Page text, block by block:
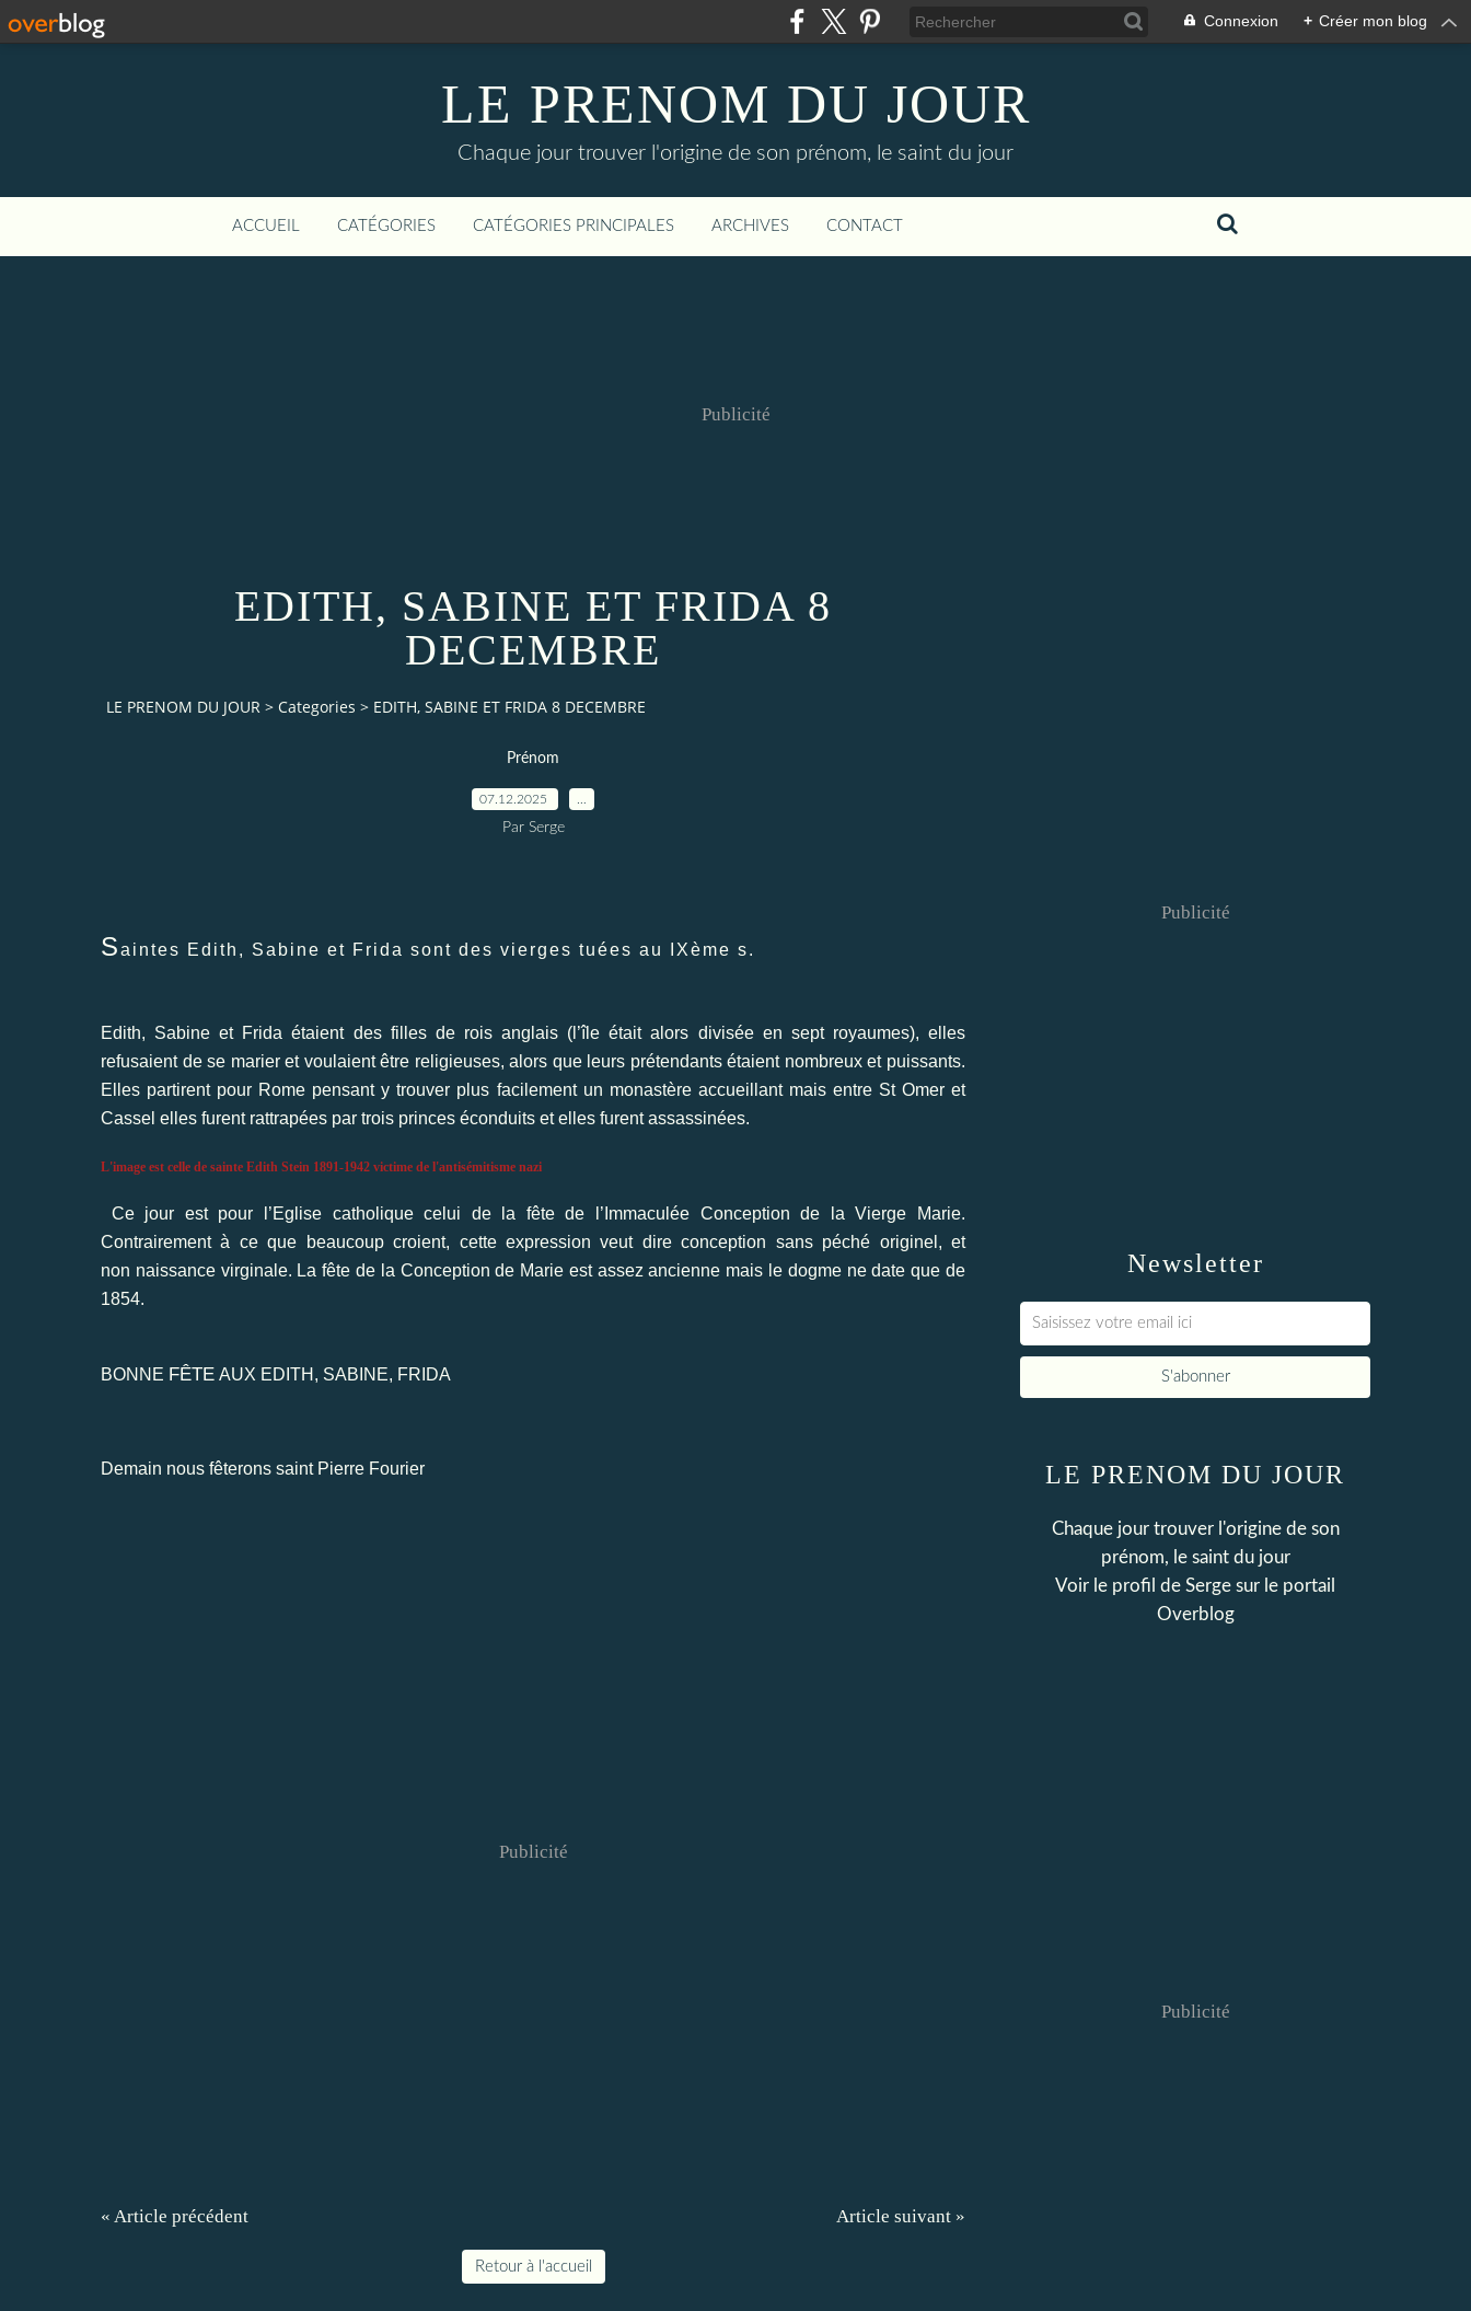
Connexion + Créer mon blog
LE PRENOM DU JOUR
Chaque jour trouver l'origine de son prénom, le saint du jour
ACCUEIL CATÉGORIES CATÉGORIES PRINCIPALES ARCHIVES CONTACT
Publicité
EDITH, SABINE ET FRIDA 8
DECEMBRE
LE PRENOM DU JOUR > Categories > EDITH, SABINE ET FRIDA 8 DECEMBRE
Prénom
07.12.2025
Par Serge
Saintes Edith, Sabine et Frida sont des vierges tuées au IXème s.
Edith, Sabine et Frida étaient des filles de rois anglais (l’île était alors divisée en sept royaumes), elles
refusaient de se marier et voulaient être religieuses, alors que leurs prétendants étaient nombreux et puissants.
Elles partirent pour Rome pensant y trouver plus facilement un monastère accueillant mais entre St Omer et
Cassel elles furent rattrapées par trois princes éconduits et elles furent assassinées.
L'image est celle de sainte Edith Stein 1891-1942 victime de l'antisémitisme nazi
Ce jour est pour l’Eglise catholique celui de la fête de l’Immaculée Conception de la Vierge Marie.
Contrairement à ce que beaucoup croient, cette expression veut dire conception sans péché originel, et
non naissance virginale. La fête de la Conception de Marie est assez ancienne mais le dogme ne date que de
1854.
BONNE FÊTE AUX EDITH, SABINE, FRIDA
Demain nous fêterons saint Pierre Fourier
Publicité
« Article précédent Article suivant »
Retour à l'accueil
Newsletter
Publicité
LE PRENOM DU JOUR
Chaque jour trouver l'origine de son
prénom, le saint du jour
Voir le profil de Serge sur le portail
Overblog
Publicité